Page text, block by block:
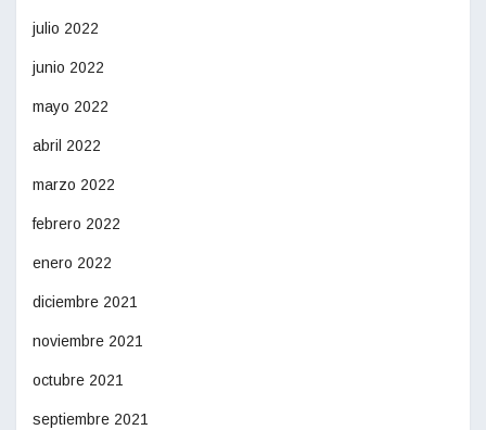
julio 2022
junio 2022
mayo 2022
abril 2022
marzo 2022
febrero 2022
enero 2022
diciembre 2021
noviembre 2021
octubre 2021
septiembre 2021